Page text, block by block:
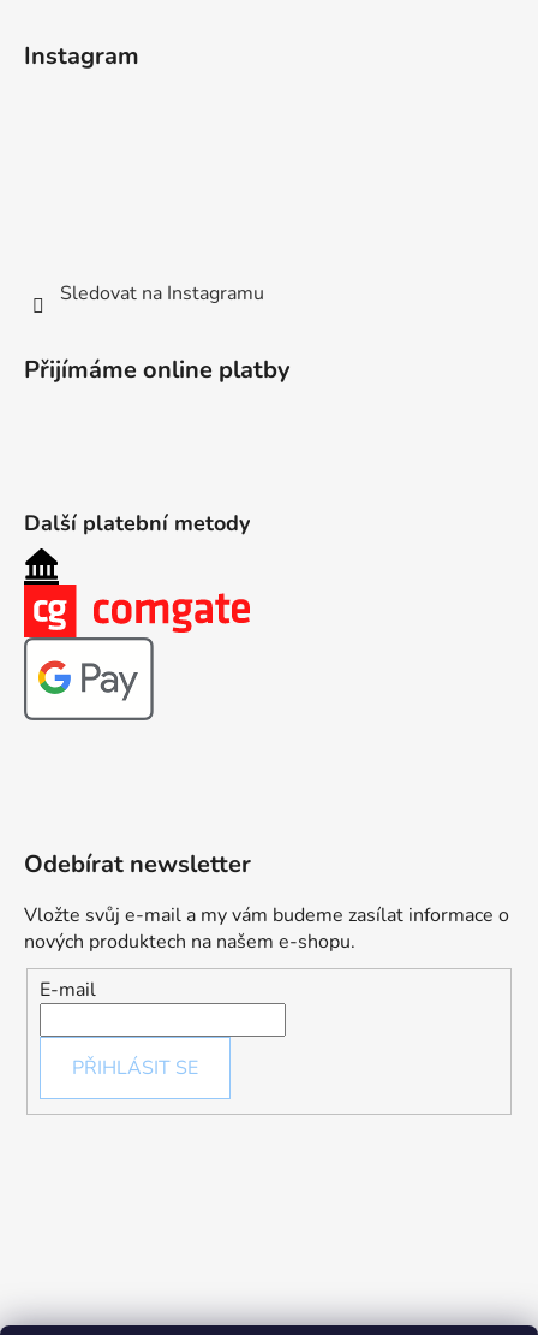
Instagram
Sledovat na Instagramu
Přijímáme online platby
Další platební metody
Odebírat newsletter
Vložte svůj e-mail a my vám budeme zasílat informace o
nových produktech na našem e-shopu.
E-mail
PŘIHLÁSIT SE